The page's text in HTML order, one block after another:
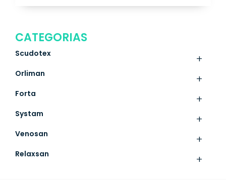
CATEGORIAS
+
Scudotex
+
Orliman
+
Forta
+
Systam
+
Venosan
+
Relaxsan